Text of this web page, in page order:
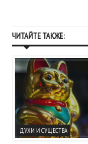
ЧИТАЙТЕ ТАКЖЕ:
ДУХИ И СУЩЕСТВА